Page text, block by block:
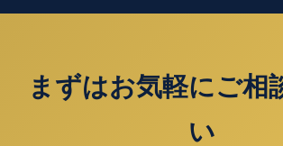
まずはお気軽にご相
い